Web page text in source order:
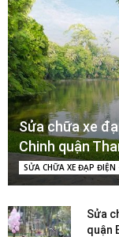
Sửa chữa xe
Chinh quận
SỬA CHỮA XE ĐẠP
Sửa
quận